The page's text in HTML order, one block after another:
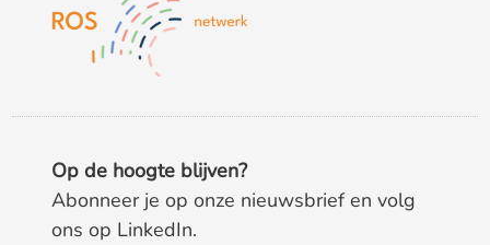
Op de hoogte blijven?
Abonneer je op onze nieuwsbrief en volg
ons op LinkedIn.